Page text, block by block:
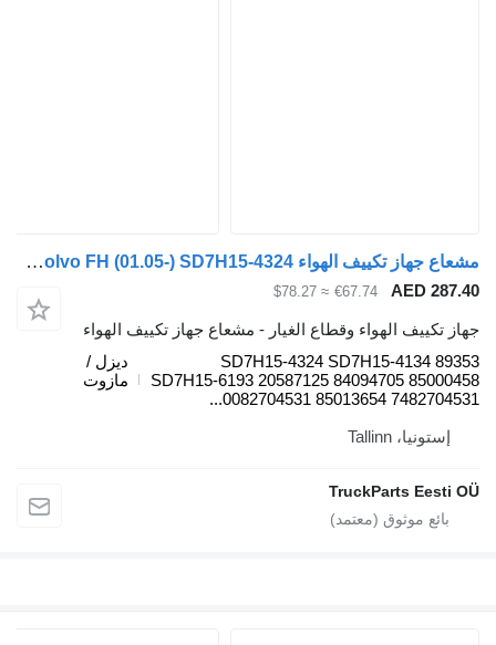
مشعاع جهاز تكييف الهواء Volvo FH (01.05-) SD7H15-4324 لـ السيارات القاطرة Volvo FH12, FH16, NH12, FH, VNL780 (1993-2014)
AED
€67.74
≈ $78.27
تكييف الهواء وقطاع الغيار - مشعاع جهاز تكييف الهواء
SD7H15-4324 SD7H15-4134
SD7H15-6193 20587125 84094705
0082704531 85013654
ديزل /
مازوت
إستونيا، Tallinn
TruckParts Eesti